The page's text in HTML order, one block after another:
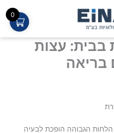
בבית: עצות
בריאה
הגבוהה הופכת לבעיה
0